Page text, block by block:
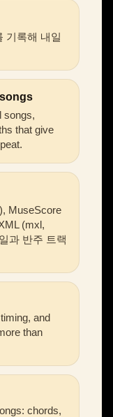
기록해 내일
songs,
that give
MuseScore
(mxl,
과 반주 트랙
and
than
chords,